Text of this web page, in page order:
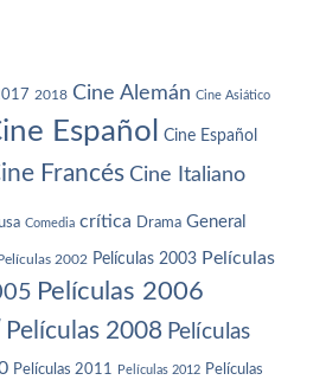
2018 Cine Alemán Cine Asiático
Español Cine Español
Francés Cine Italiano
Comedia crítica Drama General
Películas 2002 Películas 2003 Películas
Películas 2006
Películas 2008 Películas
Películas 2011 Películas 2012 Películas